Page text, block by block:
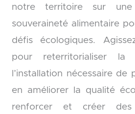
notre territoire sur
souveraineté alimentaire
défis écologiques.
pour reterritorialiser la
l’installation nécessaire de
en améliorer la qualité
renforcer et créer des